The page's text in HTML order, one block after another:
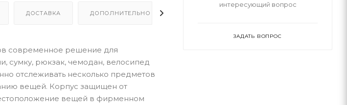
ДОСТАВКА ДОПОЛНИТЕЛЬНО
современное решение для
сумку, рюкзак, чемодан, велосипед
отслеживать несколько предметов
вещей. Корпус защищен от
вещей в фирменном
интересующий вопрос
ЗАДАТЬ ВОПРОС